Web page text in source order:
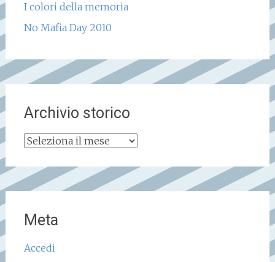
I colori della memoria
No Mafia Day 2010
Archivio storico
Archivio
Meta
Accedi